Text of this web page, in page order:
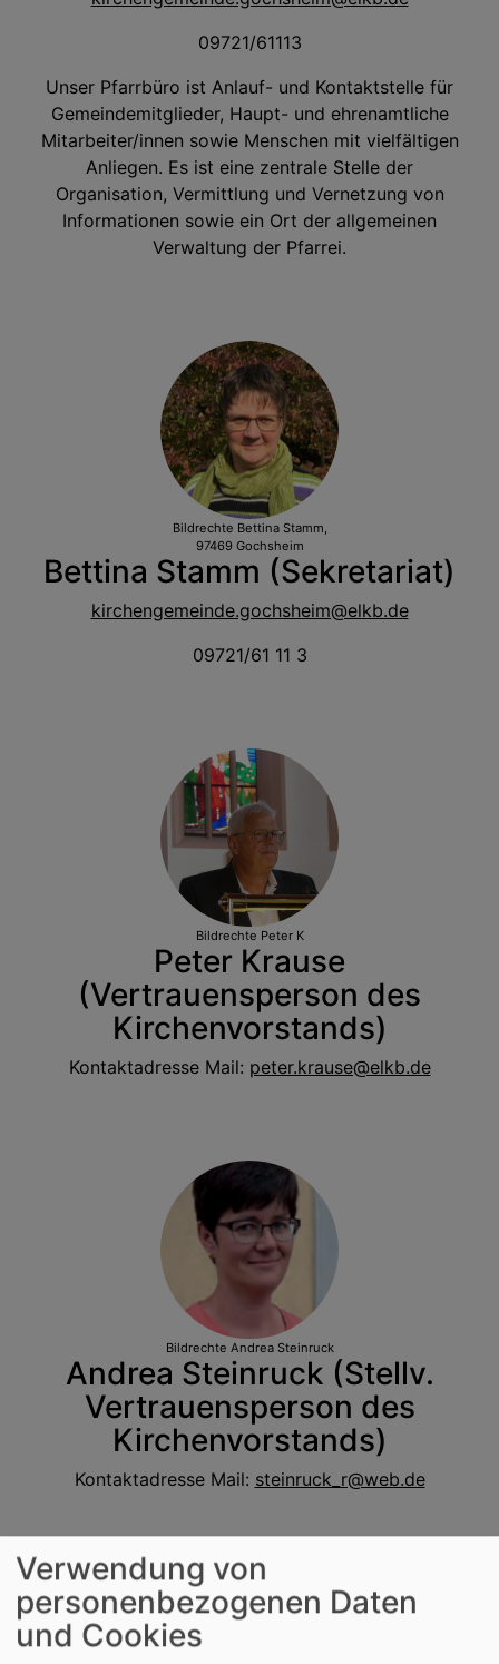
09721/61113
Unser Pfarrbüro ist Anlauf- und Kontaktstelle für
Gemeindemitglieder, Haupt- und ehrenamtliche
Mitarbeiter/innen sowie Menschen mit vielfältigen
Anliegen. Es ist eine zentrale Stelle der
Organisation, Vermittlung und Vernetzung von
Informationen sowie ein Ort der allgemeinen
Verwaltung der Pfarrei.
Bildrechte Bettina Stamm,
97469 Gochsheim
Bettina Stamm (Sekretariat)
kirchengemeinde.gochsheim@elkb.de
09721/61 11 3
Bildrechte Peter K
Peter Krause
(Vertrauensperson des
Kirchenvorstands)
Kontaktadresse Mail: peter.krause@elkb.de
Bildrechte Andrea Steinruck
Andrea Steinruck (Stellv.
Vertrauensperson des
Kirchenvorstands)
Kontaktadresse Mail: steinruck_r@web.de
Verwendung von
personenbezogenen Daten
und Cookies